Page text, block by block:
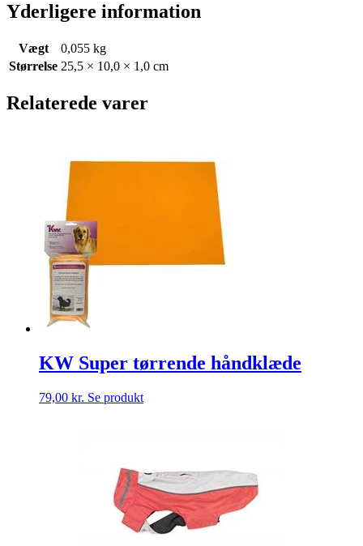
Yderligere information
Vægt
0,055 kg
Størrelse 25,5 × 10,0 × 1,0 cm
Relaterede varer
KW Super tørrende håndklæde
79,00 kr. Se produkt